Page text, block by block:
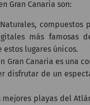
Gran Canaria son:
más famosas
lugares únicos.
Gran Canaria es una
disfrutar de un
mejores playas del